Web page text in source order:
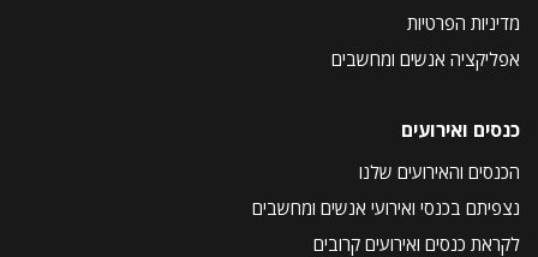
מדיניות הפרטיות
אפליקציה אנשים ומחשבים
כנסים ואירועים
הכנסים והאירועים שלנו
נצפיתם בכנסי ואירועי אנשים ומחשבים
לקראת כנסים ואירועים קרובים